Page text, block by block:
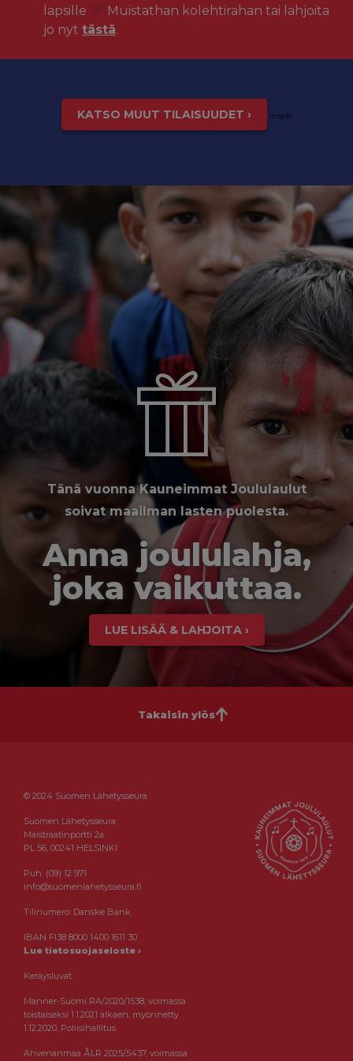
lapsille
Muistathan kolehtirahan tai lahjoita
jo nyt tästä.
KATSO MUUT TILAISUUDET › inspis
Tänä vuonna Kauneimmat Joululaulut
soivat maailman lasten puolesta.
Anna joululahja,
joka vaikuttaa.
LUE LISÄÄ & LAHJOITA ›
Takaisin ylös
© 2024 Suomen Lähetysseura
Suomen Lähetysseura
Maistraatinportti 2a
PL 56, 00241 HELSINKI
Puh. (09) 12 971
info@suomenlahetysseura.fi
Tilinumero: Danske Bank
IBAN FI38 8000 1400 1611 30
Lue tietosuojaseloste ›
Keräysluvat:
Manner-Suomi RA/2020/1538, voimassa
toistaiseksi 1.1.2021 alkaen, myönnetty
1.12.2020, Poliisihallitus.
Ahvenanmaa ÅLR 2025/5437, voimassa